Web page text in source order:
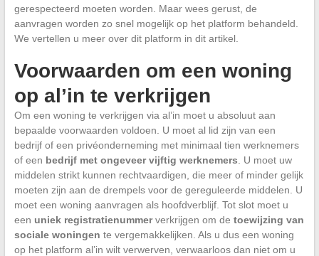
gerespecteerd moeten worden. Maar wees gerust, de
aanvragen worden zo snel mogelijk op het platform behandeld.
We vertellen u meer over dit platform in dit artikel.
Voorwaarden om een woning
op al’in te verkrijgen
Om een woning te verkrijgen via al’in moet u absoluut aan
bepaalde voorwaarden voldoen. U moet al lid zijn van een
bedrijf of een privéonderneming met minimaal tien werknemers
of een bedrijf met ongeveer vijftig werknemers . U moet uw
middelen strikt kunnen rechtvaardigen, die meer of minder gelijk
moeten zijn aan de drempels voor de gereguleerde middelen. U
moet een woning aanvragen als hoofdverblijf. Tot slot moet u
een uniek registratienummerverkrijgen om de toewijzing van
sociale woningen te vergemakkelijken. Als u dus een woning
op het platform al’in wilt verwerven, verwaarloos dan niet om u